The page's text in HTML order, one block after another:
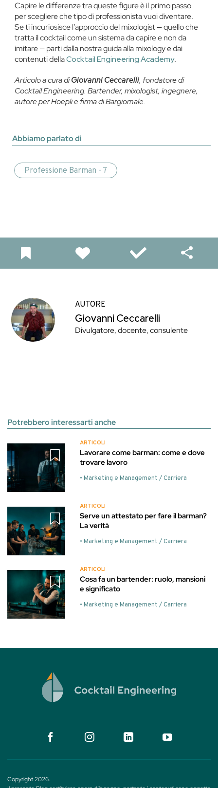
Capire le differenze tra queste figure è il primo passo
per scegliere che tipo di professionista vuoi diventare.
Se ti incuriosisce l’approccio del mixologist — quello che
tratta il cocktail come un sistema da capire e non da
imitare — parti dalla nostra guida alla mixology e dai
contenuti dellaCocktail Engineering Academy.
Articolo a cura diGiovanni Ceccarelli, fondatore di
Cocktail Engineering. Bartender, mixologist, ingegnere,
autore per Hoepli e firma di Bargiornale.
Abbiamo parlato di
Professione Barman - 7
AUTORE
Giovanni Ceccarelli
Divulgatore, docente, consulente
Potrebbero interessarti anche
ARTICOLI
Lavorare come barman: come e dove
trovare lavoro
• Marketing e Management / Carriera
ARTICOLI
Serve un attestato per fare il barman?
La verità
• Marketing e Management / Carriera
ARTICOLI
Cosa fa un bartender: ruolo, mansioni
e significato
• Marketing e Management / Carriera
Copyright 2026.